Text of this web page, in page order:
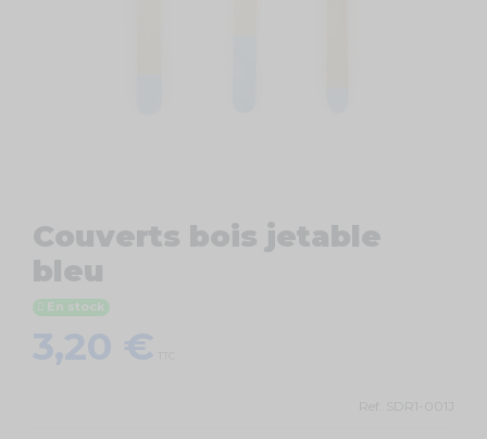
Couverts bois jetable
bleu
En stock
3,20 €
Ref. SDR1-001J